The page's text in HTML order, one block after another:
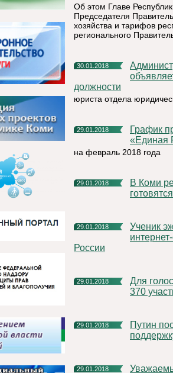
Об этом Главе
Председателя
хозяйства и тарифов
регионального
30.01.2018
Администрация муниципального района "Княжпогостский"
должности
юриста отдела
29.01.2018
График приема граждан депутатской группой Партии
«Единая
на февраль 2018 года
29.01.2018
В Коми региональные штабы кандидатов в президенты
29.01.2018
Ученик эжвинской школы стал призером Всероссийской
России
29.01.2018
Для голосования на выборах-2018 за рубежом откроют более
370
29.01.2018
Путин пообещал ежегодно выделять 1 млрд рублей на
29.01.2018 Уважаемые жители муниципального района